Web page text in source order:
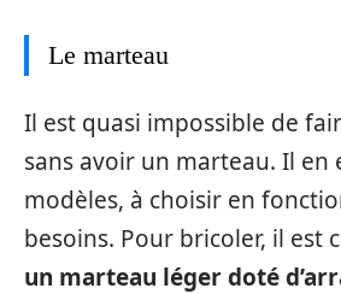
Le marteau
Il est quasi impossible de
sans avoir un marteau. Il en
modèles, à choisir en
besoins. Pour bricoler, il est
un marteau léger doté